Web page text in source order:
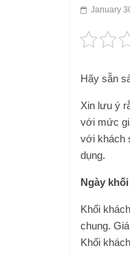
January
Hãy sẵn
Xin lưu ý
với mức
với khách
dụng.
Ngày
Khối
chung.
Khối